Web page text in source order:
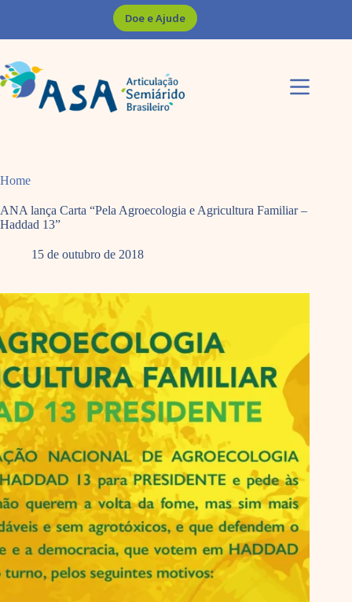
Doe e Ajude
Home
ANA lança Carta “Pela Agroecologia e Agricultura Familiar –
Haddad 13”
15 de outubro de 2018